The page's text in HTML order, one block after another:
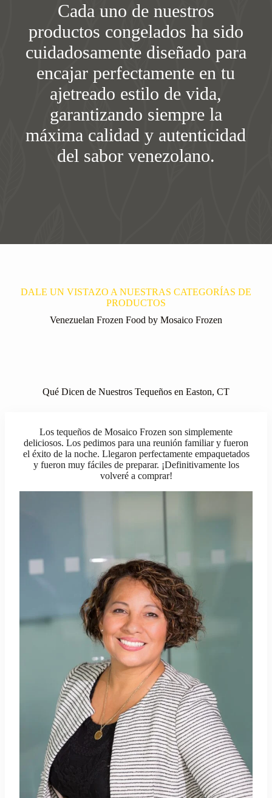
Cada uno de nuestros
productos congelados ha sido
cuidadosamente diseñado para
encajar perfectamente en tu
ajetreado estilo de vida,
garantizando siempre la
máxima calidad y autenticidad
del sabor venezolano.
DALE UN VISTAZO A NUESTRAS CATEGORÍAS DE
PRODUCTOS
Venezuelan Frozen Food by Mosaico Frozen
Qué Dicen de Nuestros Tequeños en Easton, CT
Los tequeños de Mosaico Frozen son simplemente
deliciosos. Los pedimos para una reunión familiar y fueron
el éxito de la noche. Llegaron perfectamente empaquetados
y fueron muy fáciles de preparar. ¡Definitivamente los
volveré a comprar!